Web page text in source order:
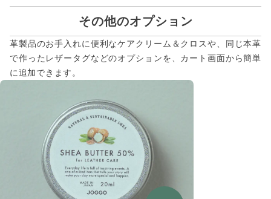
その他のオプション
革製品のお手入れに便利なケアクリーム＆クロスや、同じ本革
で作ったレザータグなどのオプションを、カート画面から簡単
に追加できます。